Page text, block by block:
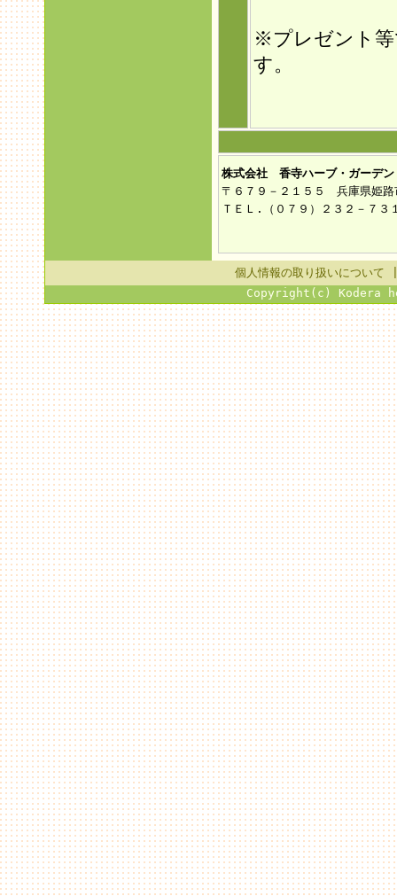
※プレゼント等
す。
株式会社 香寺ハーブ・ガーデン
〒６７９－２１５５ 兵庫県姫路
ＴＥＬ.（０７９）２３２－７
個人情報の取り扱いについて
Copyright(c) Kodera